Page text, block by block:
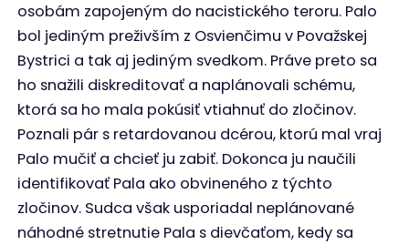
osobám zapojeným do nacistického teroru. Palo
bol jediným preživším z Osvienčimu v Považskej
Bystrici a tak aj jediným svedkom. Práve preto sa
ho snažili diskreditovať a naplánovali schému,
ktorá sa ho mala pokúsiť vtiahnuť do zločinov.
Poznali pár s retardovanou dcérou, ktorú mal vraj
Palo mučiť a chcieť ju zabiť. Dokonca ju naučili
identifikovať Pala ako obvineného z týchto
zločinov. Sudca však usporiadal neplánované
náhodné stretnutie Pala s dievčaťom, kedy sa